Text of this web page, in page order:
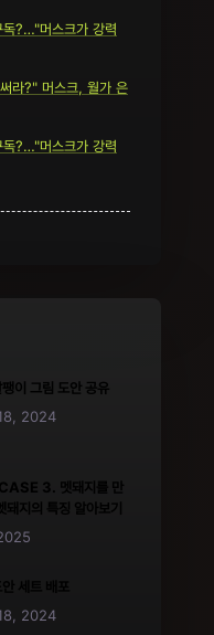
?…"머스크가 강력
라?" 머스크, 월가 은
?…"머스크가 강력
이 그림 도안 공유
2024
3. 멧돼지를 만
돼지의 특징 알아보기
세트 배포
2024